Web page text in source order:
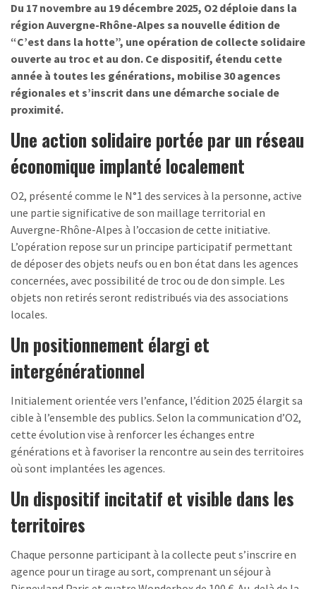
Du 17 novembre au 19 décembre 2025, O2 déploie dans la
région Auvergne-Rhône-Alpes sa nouvelle édition de
“C’est dans la hotte”, une opération de collecte solidaire
ouverte au troc et au don. Ce dispositif, étendu cette
année à toutes les générations, mobilise 30 agences
régionales et s’inscrit dans une démarche sociale de
proximité.
Une action solidaire portée par un réseau
économique implanté localement
O2, présenté comme le N°1 des services à la personne, active
une partie significative de son maillage territorial en
Auvergne-Rhône-Alpes à l’occasion de cette initiative.
L’opération repose sur un principe participatif permettant
de déposer des objets neufs ou en bon état dans les agences
concernées, avec possibilité de troc ou de don simple. Les
objets non retirés seront redistribués via des associations
locales.
Un positionnement élargi et
intergénérationnel
Initialement orientée vers l’enfance, l’édition 2025 élargit sa
cible à l’ensemble des publics. Selon la communication d’O2,
cette évolution vise à renforcer les échanges entre
générations et à favoriser la rencontre au sein des territoires
où sont implantées les agences.
Un dispositif incitatif et visible dans les
territoires
Chaque personne participant à la collecte peut s’inscrire en
agence pour un tirage au sort, comprenant un séjour à